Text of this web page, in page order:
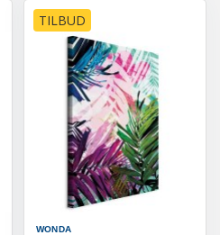
TILBUD
WONDA